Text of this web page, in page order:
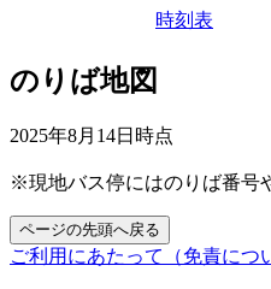
時刻表
のりば地図
2025年8月14日 時点
※現地バス停にはのりば番号
ページの先頭へ戻る
ご利用にあたって（免責につ